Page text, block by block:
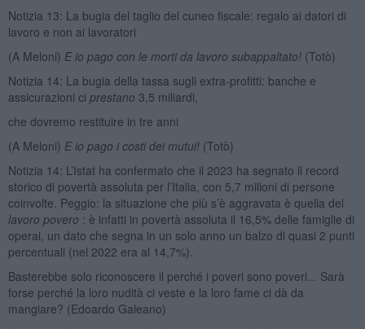
Notizia 13: La bugia del taglio del cuneo fiscale: regalo ai datori di
lavoro e non ai lavoratori
(A Meloni) E io pago con le morti da lavoro subappaltato! (Totò)
Notizia 14: La bugia della tassa sugli extra-profitti: banche e
assicurazioni ci prestano 3,5 miliardi,
che dovremo restituire in tre anni
(A Meloni) E io pago i costi dei mutui! (Totò)
Notizia 14: L’Istat ha confermato che il 2023 ha segnato il record
storico di povertà assoluta per l’Italia, con 5,7 milioni di persone
coinvolte. Peggio: la situazione che più s’è aggravata è quella del
lavoro povero : è infatti in povertà assoluta il 16,5% delle famiglie di
operai, un dato che segna in un solo anno un balzo di quasi 2 punti
percentuali (nel 2022 era al 14,7%).
Basterebbe solo riconoscere il perché i poveri sono poveri... Sarà
forse perché la loro nudità ci veste e la loro fame ci dà da
mangiare? (Edoardo Galeano)